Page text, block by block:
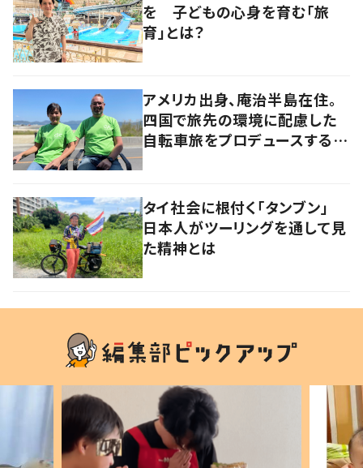
を 子どもの心身を育む「旅
育」とは？
アメリカ出身、庵治半島在住。
四国で旅先の環境に配慮した
自転車旅をプロデュースする
タイ社会に根付く「タンブン」
日本人がツーリングを通して見
た精神とは